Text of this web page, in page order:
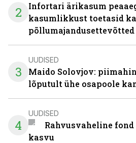
2
Infortari ärikasum
kasumlikkust toetasid
põllumajandusettevõtted
3
UUDISED
Maido Solovjov:
lõputult ühe osapoole
4
UUDISED
Rahvusvaheline fond
kasvu